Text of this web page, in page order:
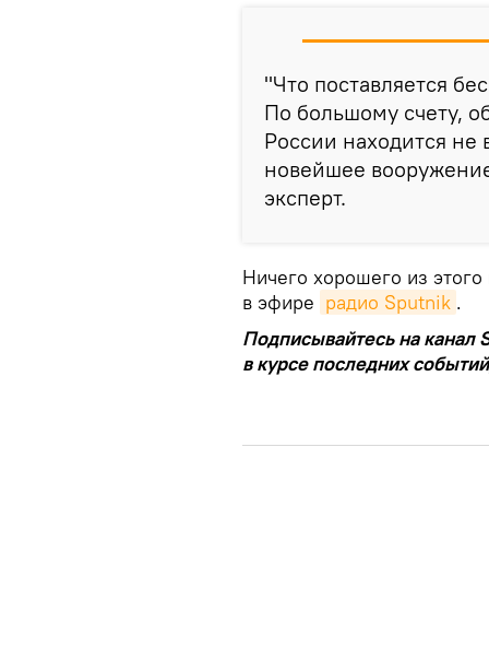
"Что поставляется
По большому счету,
России находится не
новейшее
эксперт.
Ничего хорошего из
в эфире радио Sputnik .
Подписывайтесь на канал
в курсе последних